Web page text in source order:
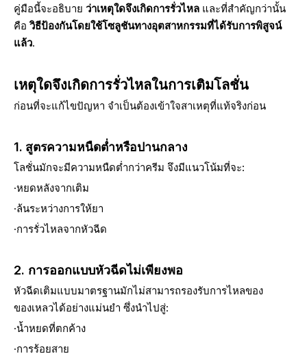
คู่มือนี้จะอธิบาย ว่าเหตุใดจึงเกิดการรั่วไหล และที่สำคัญกว่านั้น
คือวิธีป้องกันโดยใช้โซลูชันทางอุตสาหกรรมที่ได้รับการพิสูจน์
แล้ว.
เหตุใดจึงเกิดการรั่วไหลในการเติมโลชั่น
ก่อนที่จะแก้ไขปัญหา จำเป็นต้องเข้าใจสาเหตุที่แท้จริงก่อน
1. สูตรความหนืดต่ำหรือปานกลาง
โลชั่นมักจะมีความหนืดต่ำกว่าครีม จึงมีแนวโน้มที่จะ:
·หยดหลังจากเติม
·ล้นระหว่างการให้ยา
·การรั่วไหลจากหัวฉีด
2. การออกแบบหัวฉีดไม่เพียงพอ
หัวฉีดเติมแบบมาตรฐานมักไม่สามารถรองรับการไหลของ
ของเหลวได้อย่างแม่นยำ ซึ่งนำไปสู่:
·น้ำหยดที่ตกค้าง
·การร้อยสาย